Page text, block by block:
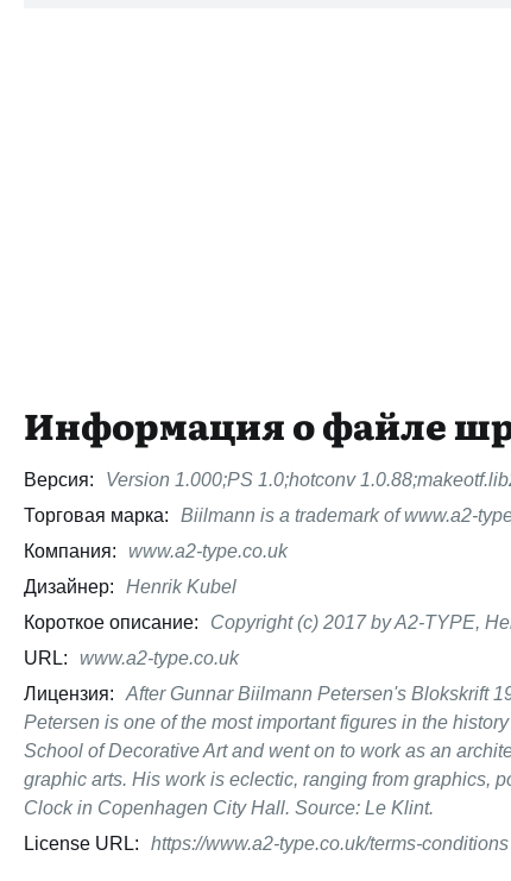
Информация о файле
Версия:
Version 1.000;PS 1.0;hotconv
Торговая марка:
Biilmann is a trademark of www.a2-
Компания:
www.a2-type.co.uk
Дизайнер:
Henrik Kubel
Короткое описание:
Copyright (c) 2017 by A2-TYPE,
URL:
www.a2-type.co.uk
Лицензия:
After Gunnar Biilmann Petersen's Blokskrift
Petersen is one of the most important figures in the
School of Decorative Art and went on to work as an
graphic arts. His work is eclectic, ranging from graphics,
Clock in Copenhagen City Hall. Source: Le Klint.
License URL:
https://www.a2-type.co.uk/terms-conditions